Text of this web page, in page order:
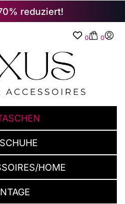
reduziert!
0 0
SCHUHE
HOME